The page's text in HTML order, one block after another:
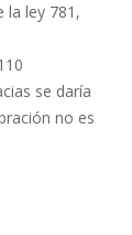
la ley 781,
se daría
no es